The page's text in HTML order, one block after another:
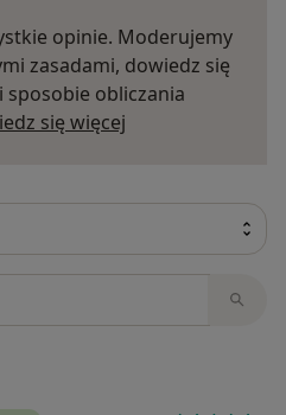
opinie. Moderujemy
zasadami, dowiedz się
sposobie obliczania
się więcej